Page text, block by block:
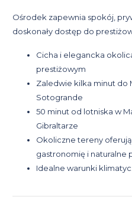
Ośrodek zapewnia spokój,
doskonały dostęp do
Cicha i elegancka
prestiżowym
Zaledwie kilka minut do
Sotogrande
50 minut od lotniska w
Gibraltarze
Okoliczne tereny
gastronomię i naturalne
Idealne warunki